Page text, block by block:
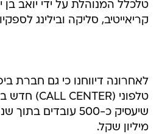
טלכלל המנוהלת על ידי יואב בן
קריאייטיב, סליקה ובילינג
לאחרונה דיווחנו כי גם חברת
מיליון שקל.